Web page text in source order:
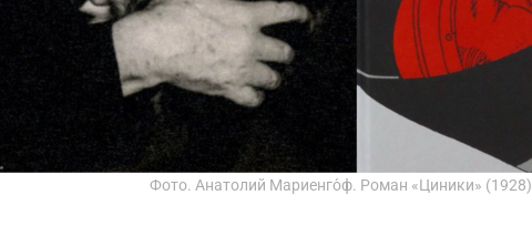
Фото. Анатолий Мариенго́ф. Роман «Циники» (1928)